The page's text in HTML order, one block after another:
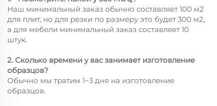
Наш минимальный заказ обычно составляет 100 м2
для плит, но для резки по размеру это будет 300 м2,
а для мебели минимальный заказ составляет 10
штук.
2. Сколько времени у вас занимает изготовление
образцов?
Обычно мы тратим 1~3 дня на изготовление
образцов.